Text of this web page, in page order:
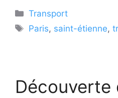
Catégories
Transport
Étiquettes
Paris, saint-étienne,
Découverte